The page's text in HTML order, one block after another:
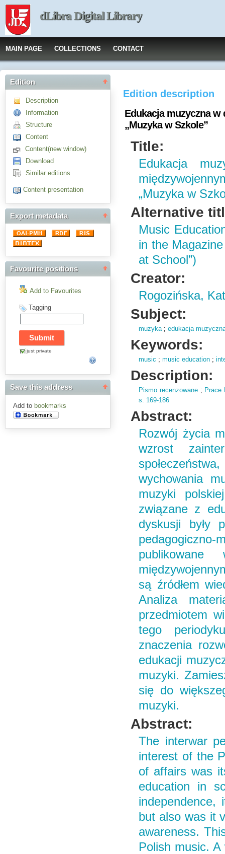
dLibra Digital Library
MAIN PAGE COLLECTIONS CONTACT
Edition
Description
Information
Structure
Content
Content(new window)
Download
Similar editions
Content presentation
Export metadata
Favourite positions
Add to Favourites
Tagging
just private
Save this address
Add to bookmarks
Edition description
Edukacja muzyczna
„Muzyka w Szkole”
Title:
Edukacja
„Muzyka w
Alternative
Music
in the Magazine
at School”)
Creator:
Rogozińska,
Subject:
muzyka;edukacja
Keywords:
music ;music education ;
Description:
Pismo recenzowane ; Prace
s. 169-186
Abstract:
Rozwój życia
wzrost
wychowania
muzyki
związane z
dyskusji były
są źródłem
Analiza
przedmiotem
tego
znaczenia
edukacji
muzyki.
się do
muzyki.
Abstract:
The interwar
interest of the
of affairs was
education in
but also was it
awareness.
Polish music.